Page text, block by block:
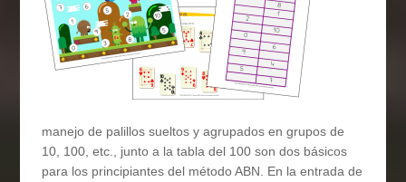
manejo de palillos sueltos y agrupados en grupos de
10, 100, etc., junto a la tabla del 100 son dos básicos
para los principiantes del método ABN. En la entrada de